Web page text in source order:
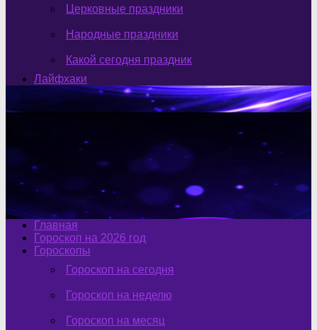
Церковные праздники
Народные праздники
Какой сегодня праздник
Лайфхаки
Главная
Гороскоп на 2026 год
Гороскопы
Гороскоп на сегодня
Гороскоп на неделю
Гороскоп на месяц